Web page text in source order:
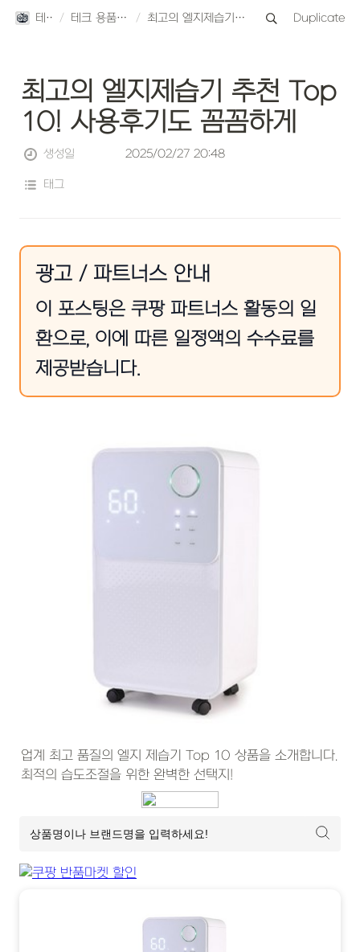
테크스토리 / 테크 용품 TOP10 리뷰 / 최고의 엘지제습기 추천 Top 10! 사용후기도 꼼꼼하게 Duplicate
최고의 엘지제습기 추천 Top
10! 사용후기도 꼼꼼하게
생성일 2025/02/27 20:48
태그
광고 / 파트너스 안내
이 포스팅은 쿠팡 파트너스 활동의 일
환으로, 이에 따른 일정액의 수수료를
제공받습니다.
업계 최고 품질의 엘지 제습기 Top 10 상품을 소개합니다.
최적의 습도조절을 위한 완벽한 선택지!